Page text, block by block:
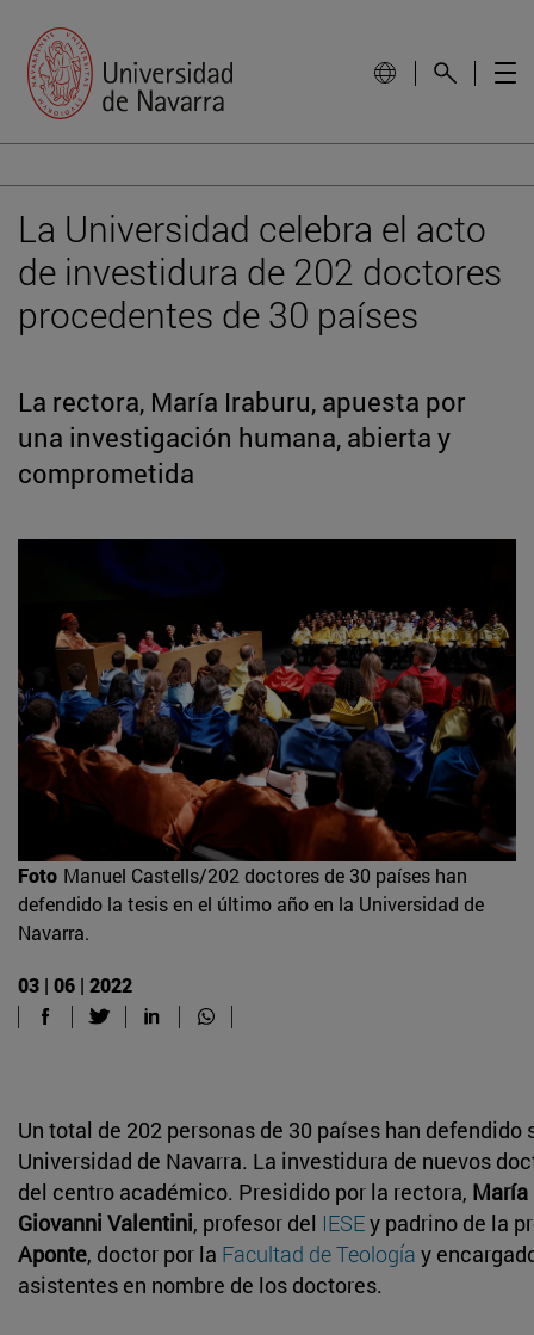
La Universidad celebra el acto
de investidura de 202 doctores
procedentes de 30 países
La rectora, María Iraburu, apuesta por
una investigación humana, abierta y
comprometida
Foto Manuel Castells/202 doctores de 30 países han
defendido la tesis en el último año en la Universidad de
Navarra.
03 | 06 | 2022
Un total de 202 personas de 30 países han
Universidad de Navarra. La investidura de nuevos
del centro académico. Presidido por la rectora, María
Giovanni Valentini, profesor del IESEy padrino de la
Aponte, doctor por la Facultad de Teología y
asistentes en nombre de los doctores.